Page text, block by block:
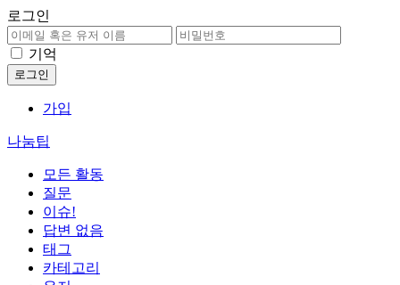
로그인
기억
가입
나눔팁
모든 활동
질문
이슈!
답변 없음
태그
카테고리